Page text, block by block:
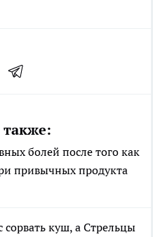
также:
болей после того как
привычных продукта
куш, а Стрельцы